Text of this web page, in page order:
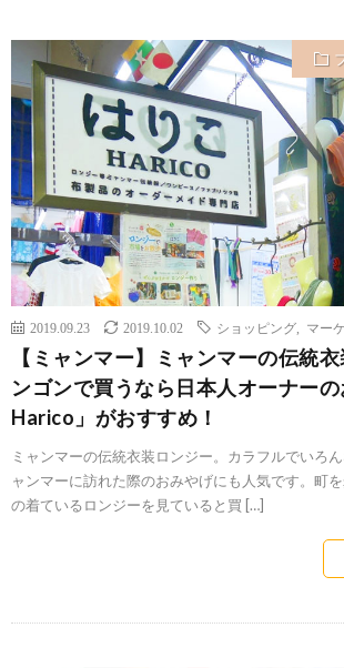
2019.09.23 2019.10.02 ショッピング マー
【ミャンマー】ミャンマーの伝統
ンゴンで買うなら日本人オーナーの
Harico」がおすすめ！
ミャンマーの伝統衣装ロンジー。カラフルでいろ
ャンマーに訪れた際のおみやげにも人気です。町
の着ているロンジーを見ていると買 […]